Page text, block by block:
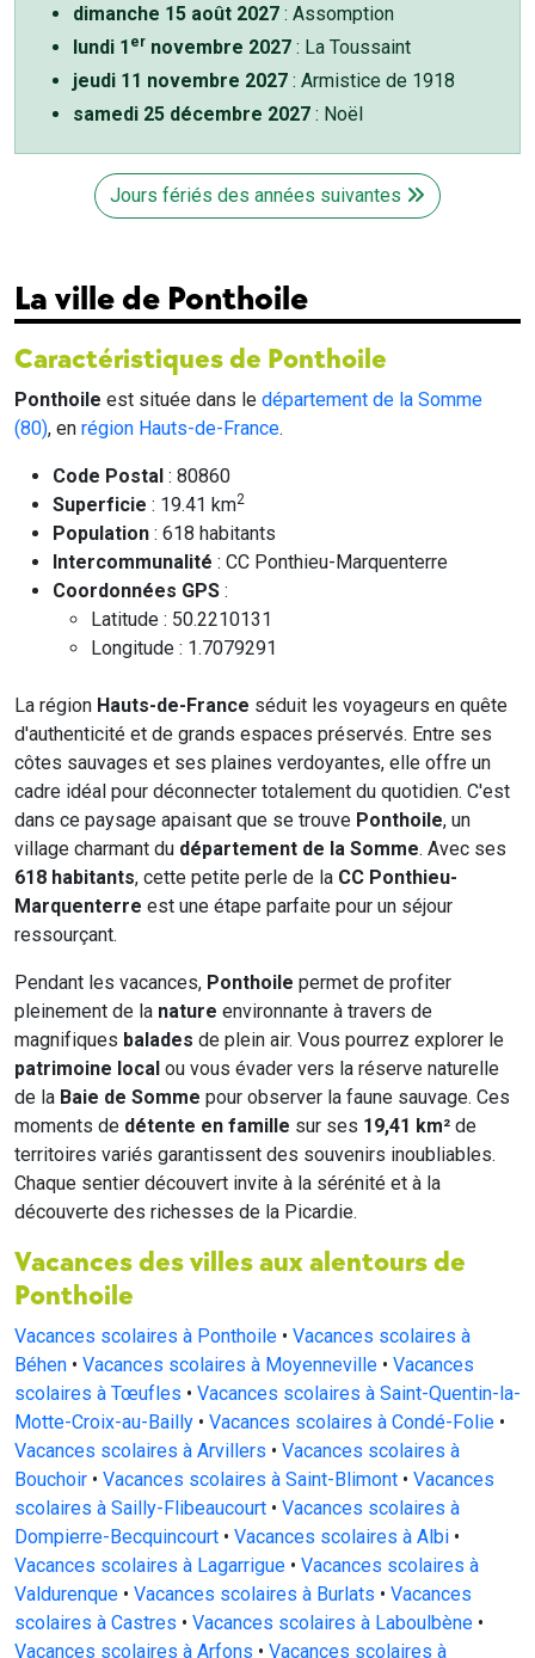
dimanche 15 août 2027 : Assomption
lundi 1 er novembre 2027 : La Toussaint
jeudi 11 novembre 2027 : Armistice de 1918
samedi 25 décembre 2027 : Noël
Jours fériés des années suivantes
La ville de Ponthoile
Caractéristiques de Ponthoile
Ponthoile est située dans le département de la Somme
(80), en région Hauts-de-France.
Code Postal : 80860
Superficie : 19.41 km2
Population : 618 habitants
Intercommunalité : CC Ponthieu-Marquenterre
Coordonnées GPS :
Latitude : 50.2210131
Longitude : 1.7079291
La région Hauts-de-France séduit les voyageurs en quête
d'authenticité et de grands espaces préservés. Entre ses
côtes sauvages et ses plaines verdoyantes, elle offre un
cadre idéal pour déconnecter totalement du quotidien. C'est
dans ce paysage apaisant que se trouve Ponthoile, un
village charmant du département de la Somme. Avec ses
618 habitants, cette petite perle de la CC Ponthieu-
Marquenterre est une étape parfaite pour un séjour
ressourçant.
Pendant les vacances, Ponthoile permet de profiter
pleinement de la nature environnante à travers de
magnifiques balades de plein air. Vous pourrez explorer le
patrimoine local ou vous évader vers la réserve naturelle
de la Baie de Somme pour observer la faune sauvage. Ces
moments de détente en famille sur ses 19,41 km² de
territoires variés garantissent des souvenirs inoubliables.
Chaque sentier découvert invite à la sérénité et à la
découverte des richesses de la Picardie.
Vacances des villes aux alentours de
Ponthoile
Vacances scolaires à Ponthoile • Vacances scolaires à
Béhen • Vacances scolaires à Moyenneville • Vacances
scolaires à Tœufles • Vacances scolaires à Saint-Quentin-la-
Motte-Croix-au-Bailly • Vacances scolaires à Condé-Folie •
Vacances scolaires à Arvillers • Vacances scolaires à
Bouchoir • Vacances scolaires à Saint-Blimont • Vacances
scolaires à Sailly-Flibeaucourt • Vacances scolaires à
Dompierre-Becquincourt • Vacances scolaires à Albi •
Vacances scolaires à Lagarrigue • Vacances scolaires à
Valdurenque • Vacances scolaires à Burlats • Vacances
scolaires à Castres • Vacances scolaires à Laboulbène •
Vacances scolaires à Arfons • Vacances scolaires à